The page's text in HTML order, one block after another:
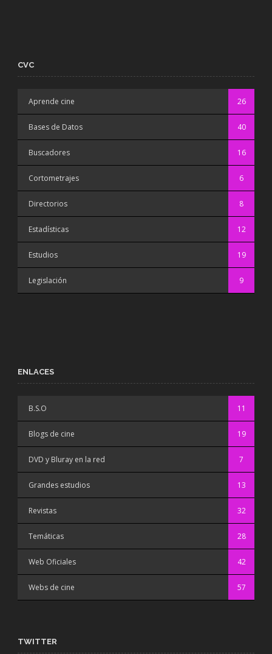
CVC
Aprende cine 26
Bases de Datos 40
Buscadores 16
Cortometrajes 6
Directorios 8
Estadísticas 12
Estudios 19
Legislación 9
ENLACES
B.S.O 11
Blogs de cine 19
DVD y Bluray en la red 7
Grandes estudios 13
Revistas 32
Temáticas 28
Web Oficiales 42
Webs de cine 57
TWITTER